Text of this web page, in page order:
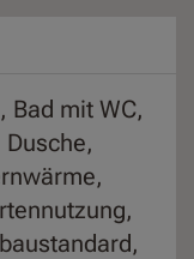
Bad mit WC
Dusche